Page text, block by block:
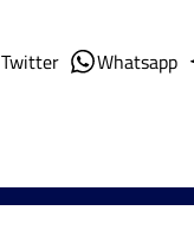
Twitter Whatsapp